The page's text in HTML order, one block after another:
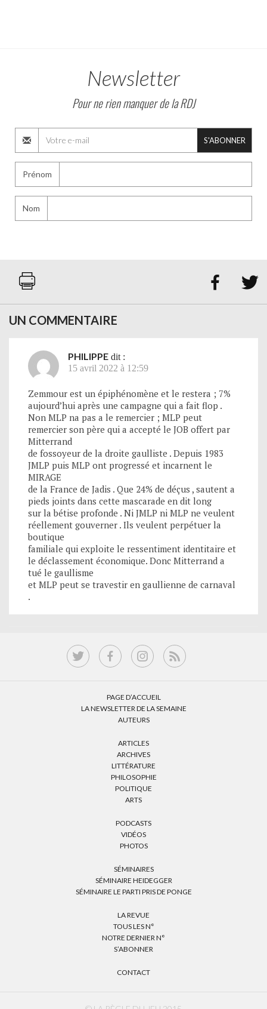
Newsletter
Pour ne rien manquer de la RDJ
S'ABONNER
Prénom
Nom
 
UN COMMENTAIRE
PHILIPPE dit :
15 avril 2022 à 12:59
Zemmour est un épiphénomène et le restera ; 7%
aujourd’hui après une campagne qui a fait flop .
Non MLP na pas a le remercier ; MLP peut
remercier son père qui a accepté le JOB offert par
Mitterrand
de fossoyeur de la droite gaulliste . Depuis 1983
JMLP puis MLP ont progressé et incarnent le
MIRAGE
de la France de Jadis . Que 24% de déçus , sautent a
pieds joints dans cette mascarade en dit long
sur la bétise profonde . Ni JMLP ni MLP ne veulent
réellement gouverner . Ils veulent perpétuer la
boutique
familiale qui exploite le ressentiment identitaire et
le déclassement économique. Donc Mitterrand a
tué le gaullisme
et MLP peut se travestir en gaullienne de carnaval
.
PAGE D’ACCUEIL
LA NEWSLETTER DE LA SEMAINE
AUTEURS
ARTICLES
ARCHIVES
LITTÉRATURE
PHILOSOPHIE
POLITIQUE
ARTS
PODCASTS
VIDÉOS
PHOTOS
SÉMINAIRES
SÉMINAIRE HEIDEGGER
SÉMINAIRE LE PARTI PRIS DE PONGE
LA REVUE
TOUS LES N°
NOTRE DERNIER N°
S’ABONNER
CONTACT